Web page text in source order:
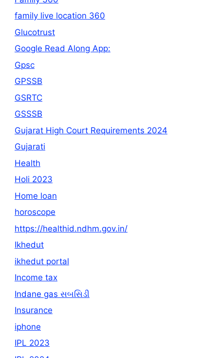
family live location 360
Glucotrust
Google Read Along App:
Gpsc
GPSSB
GSRTC
GSSSB
Gujarat High Court Requirements 2024
Gujarati
Health
Holi 2023
Home loan
horoscope
https://healthid.ndhm.gov.in/
Ikhedut
ikhedut portal
Income tax
Indane gas સબસિડી
Insurance
iphone
IPL 2023